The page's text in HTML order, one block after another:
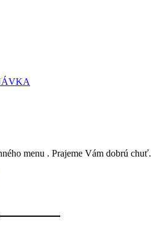
menu . Prajeme Vám dobrú chuť.